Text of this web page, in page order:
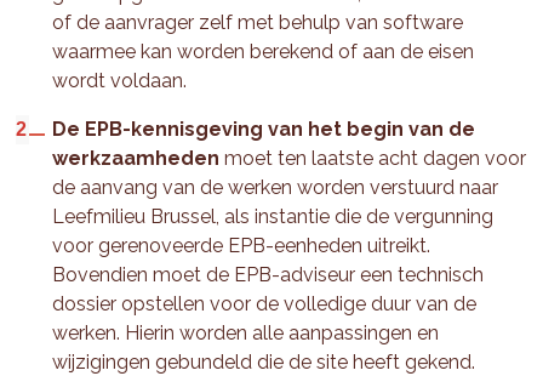
of de aanvrager zelf met behulp van software
waarmee kan worden berekend of aan de eisen
wordt voldaan.
De EPB-kennisgeving van het begin van de
werkzaamhedenmoet ten laatste acht dagen voor
de aanvang van de werken worden verstuurd naar
Leefmilieu Brussel, als instantie die de vergunning
voor gerenoveerde EPB-eenheden uitreikt.
Bovendien moet de EPB-adviseur een technisch
dossier opstellen voor de volledige duur van de
werken. Hierin worden alle aanpassingen en
wijzigingen gebundeld die de site heeft gekend.